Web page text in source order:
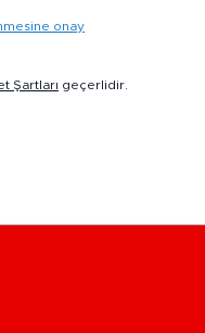
onay
Şartları geçerlidir.